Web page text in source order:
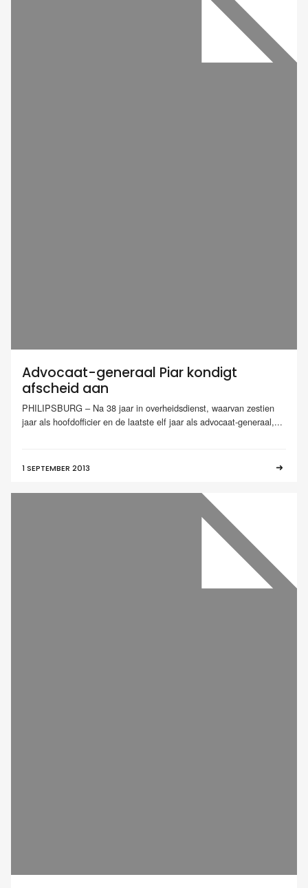
Advocaat-generaal Piar kondigt
afscheid aan
PHILIPSBURG – Na 38 jaar in overheidsdienst, waarvan zestien
jaar als hoofdofficier en de laatste elf jaar als advocaat-generaal,...
1 SEPTEMBER 2013